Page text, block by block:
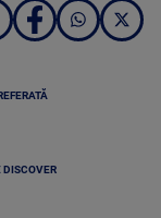
DISCOVER